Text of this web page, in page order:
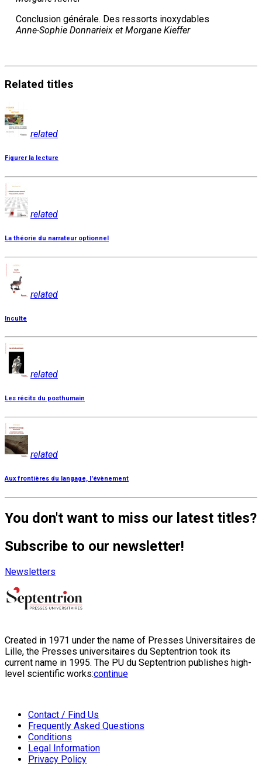
Conclusion générale. Des ressorts inoxydables
Anne-Sophie Donnarieix et Morgane Kieffer
Related titles
related
Figurer la lecture
related
La théorie du narrateur optionnel
related
Inculte
related
Les récits du posthumain
related
Aux frontières du langage, l'évènement
You don't want to miss our latest titles?
Subscribe to our newsletter!
Newsletters
Created in 1971 under the name of Presses Universitaires de
Lille, the Presses universitaires du Septentrion took its
current name in 1995. The PU du Septentrion publishes high-
level scientific works:continue
Contact / Find Us
Frequently Asked Questions
Conditions
Legal Information
Privacy Policy